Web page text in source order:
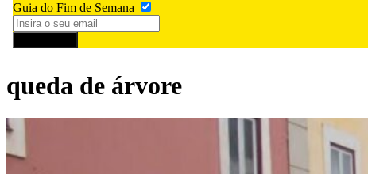
Guia do Fim de Semana
queda de árvore